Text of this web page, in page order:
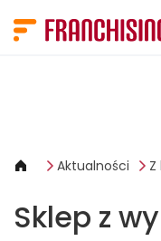
Aktualności Z
Sklep z